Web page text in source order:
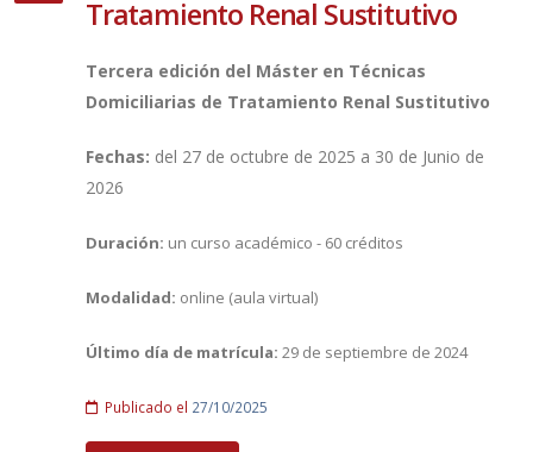
Tratamiento Renal Sustitutivo
Tercera edición del Máster en Técnicas
Domiciliarias de Tratamiento Renal Sustitutivo
Fechas: del 27 de octubre de 2025 a 30 de Junio de
2026
Duración: un curso académico - 60 créditos
Modalidad: online (aula virtual)
Último día de matrícula: 29 de septiembre de 2024
Publicado el 27/10/2025